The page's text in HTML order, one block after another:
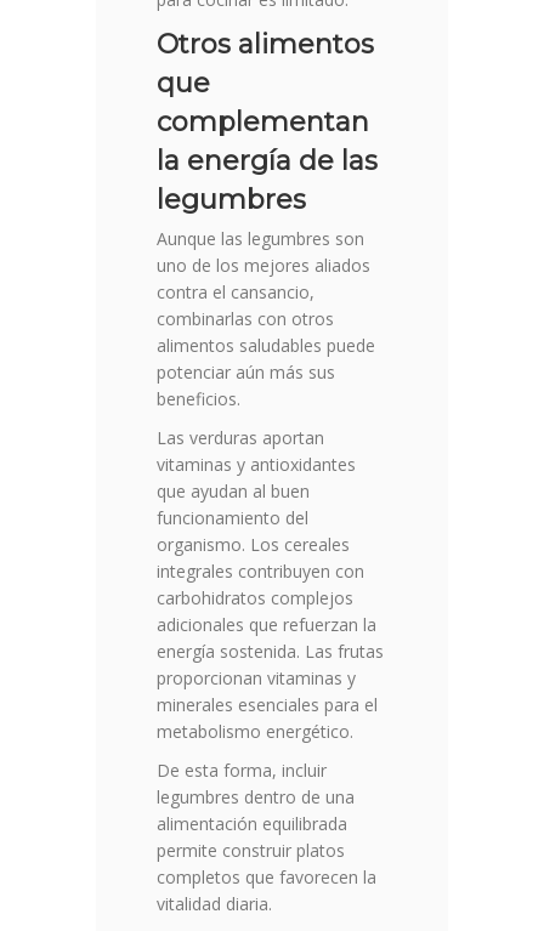
Otros alimentos
que
complementan
la energía de las
legumbres
Aunque las legumbres son
uno de los mejores aliados
contra el cansancio,
combinarlas con otros
alimentos saludables puede
potenciar aún más sus
beneficios.
Las verduras aportan
vitaminas y antioxidantes
que ayudan al buen
funcionamiento del
organismo. Los cereales
integrales contribuyen con
carbohidratos complejos
adicionales que refuerzan la
energía sostenida. Las frutas
proporcionan vitaminas y
minerales esenciales para el
metabolismo energético.
De esta forma, incluir
legumbres dentro de una
alimentación equilibrada
permite construir platos
completos que favorecen la
vitalidad diaria.